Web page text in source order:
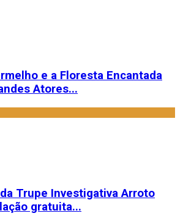
e a Floresta Encantada
Atores...
da Trupe Investigativa Arroto
gratuita...